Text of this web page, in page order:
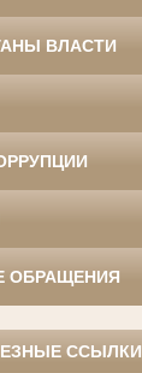
ВЛАСТИ
ОБРАЩЕНИЯ
ССЫЛКИ